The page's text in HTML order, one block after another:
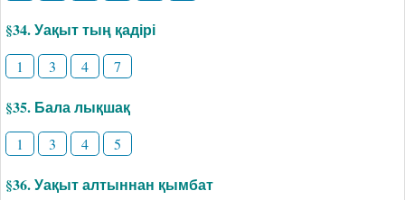
§34. Уақыт тың қадірі
1 3 4 7
§35. Бала лықшақ
1 3 4 5
§36. Уақыт алтыннан қымбат